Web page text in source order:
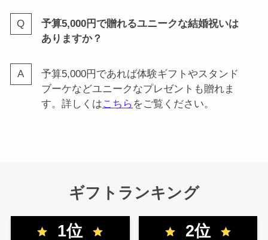
予算5,000円で贈れるユニークな結婚祝いは
ありますか？
予算5,000円であれば体験ギフトやスタンド
ブーケなどユニークなプレゼントも贈れま
す。詳しくはこちら をご覧ください。
ギフトランキング
1位 2位